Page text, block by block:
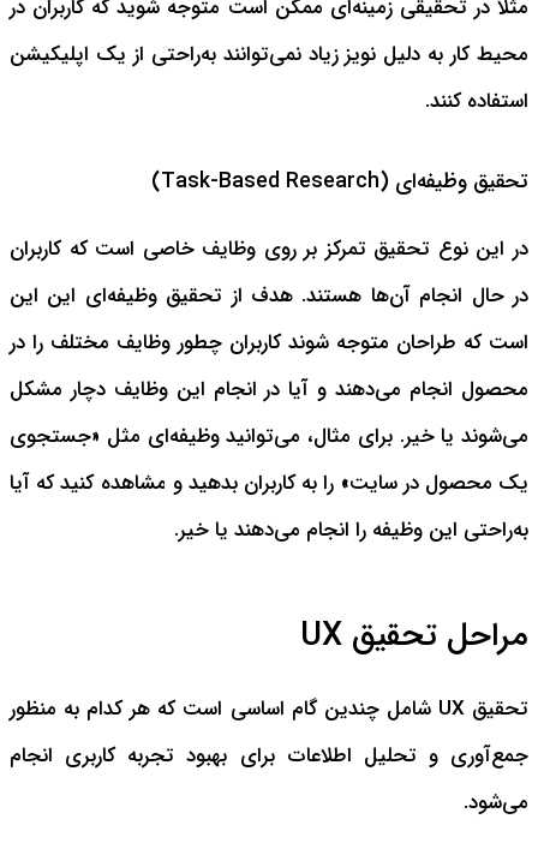
مثلاً در تحقیقی زمینه‌ای ممکن است متوجه شوید که کاربران در
محیط کار به دلیل نویز زیاد نمی‌توانند به‌راحتی از یک اپلیکیشن
استفاده کنند.
تحقیق وظیفه‌ای (Task-Based Research)
در این نوع تحقیق تمرکز بر روی وظایف خاصی است که کاربران
در حال انجام آن‌ها هستند. هدف از تحقیق وظیفه‌ای این این
است که طراحان متوجه شوند کاربران چطور وظایف مختلف را در
محصول انجام می‌دهند و آیا در انجام این وظایف دچار مشکل
می‌شوند یا خیر. برای مثال، می‌توانید وظیفه‌ای مثل «جستجوی
یک محصول در سایت» را به کاربران بدهید و مشاهده کنید که آیا
به‌راحتی این وظیفه را انجام می‌دهند یا خیر.
مراحل تحقیق UX
تحقیق UX شامل چندین گام اساسی است که هر کدام به منظور
جمع‌آوری و تحلیل اطلاعات برای بهبود تجربه کاربری انجام
می‌شود.